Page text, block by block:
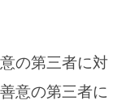
の第三者に対
意の第三者に